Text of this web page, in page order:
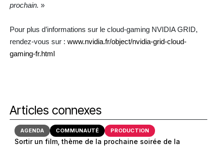
prochain. »
Pour plus d’informations sur le cloud-gaming NVIDIA GRID,
rendez-vous sur : www.nvidia.fr/object/nvidia-grid-cloud-
gaming-fr.html
Articles connexes
AGENDA COMMUNAUTÉ PRODUCTION
Sortir un film, thème de la prochaine soirée de la